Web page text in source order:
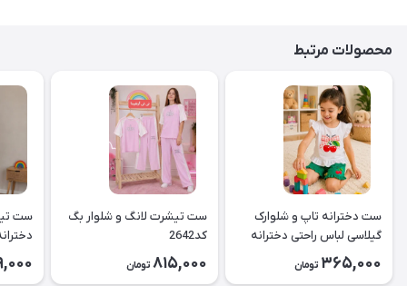
محصولات مرتبط
ست دخترانه تاپ و شلوارک
گیلاسی لباس راحتی دخترانه
365,000 تومان
ست تیشرت لانگ و شلوار بگ
کد2642
815,000 تومان
ست